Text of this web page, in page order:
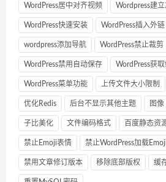
WordPress居中对齐视频 Wordpress建
WordPress快速安装 WordPress插入外链
wordpress添加导航 WordPress禁止裁剪
WordPress禁用自动保存 WordPress获取
WordPress菜单功能 上传文件大小限制
优化Redis 后台不显示其他主题 图像
子比美化 文件编码格式 百度静态资
禁止Emoji表情 禁止WordPress加载Emoji
禁用文章修订版本 移除底部版权 缓